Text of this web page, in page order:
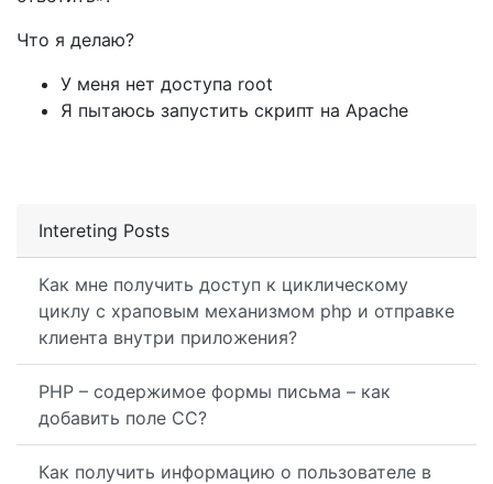
Intereting Posts
Как мне получить доступ к циклическому
циклу с храповым механизмом php и отправке
клиента внутри приложения?
PHP – содержимое формы письма – как
добавить поле CC?
Как получить информацию о пользователе в
Что я делаю?
У меня нет доступа root
Я пытаюсь запустить скрипт на Apache